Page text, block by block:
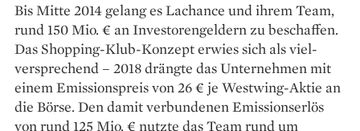
Bis Mitte 2014 gelang es Lachance und ihrem Team,
rund 150 Mio. € an Investorengeldern zu beschaffen.
Das Shopping-Klub-Konzept erwies sich als viel­
versprechend – 2018 drängte das Unternehmen mit
einem Emissionspreis von 26 € je Westwing-Aktie an
die Börse. Den damit verbundenen Emissionserlös
von rund 125 Mio. € nutzte das Team rund um